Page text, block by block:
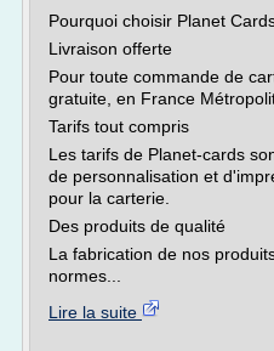
Pourquoi choisir Planet
Livraison offerte
Pour toute commande de
gratuite, en France
Tarifs tout compris
Les tarifs de Planet-cards
de personnalisation et
pour la carterie.
Des produits de qualité
La fabrication de nos
normes...
Lire la suite